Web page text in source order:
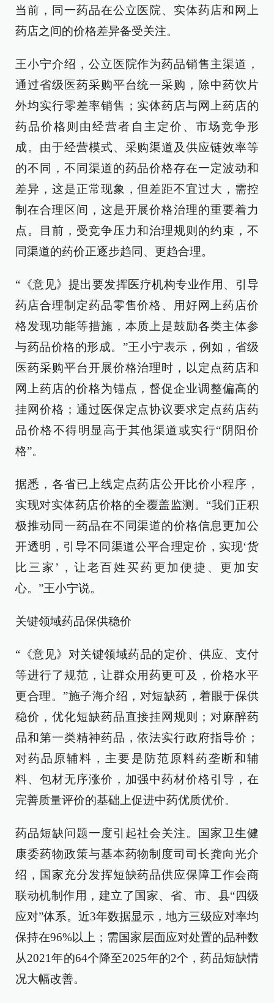
当前，同一药品在公立医院、实体药店和网上
药店之间的价格差异备受关注。
王小宁介绍，公立医院作为药品销售主渠道，
通过省级医药采购平台统一采购，除中药饮片
外均实行零差率销售；实体药店与网上药店的
药品价格则由经营者自主定价、市场竞争形
成。由于经营模式、采购渠道及供应链效率等
的不同，不同渠道的药品价格存在一定波动和
差异，这是正常现象，但差距不宜过大，需控
制在合理区间，这是开展价格治理的重要着力
点。目前，受竞争压力和治理规则的约束，不
同渠道的药价正逐步趋同、更趋合理。
“《意见》提出要发挥医疗机构专业作用、引导
药店合理制定药品零售价格、用好网上药店价
格发现功能等措施，本质上是鼓励各类主体参
与药品价格的形成。”王小宁表示，例如，省级
医药采购平台开展价格治理时，以定点药店和
网上药店的价格为锚点，督促企业调整偏高的
挂网价格；通过医保定点协议要求定点药店药
品价格不得明显高于其他渠道或实行“阴阳价
格”。
据悉，各省已上线定点药店公开比价小程序，
实现对实体药店价格的全覆盖监测。“我们正积
极推动同一药品在不同渠道的价格信息更加公
开透明，引导不同渠道公平合理定价，实现‘货
比三家’，让老百姓买药更加便捷、更加安
心。”王小宁说。
关键领域药品保供稳价
“《意见》对关键领域药品的定价、供应、支付
等进行了规范，让群众用药更可及，价格水平
更合理。”施子海介绍，对短缺药，着眼于保供
稳价，优化短缺药品直接挂网规则；对麻醉药
品和第一类精神药品，依法实行政府指导价；
对药品原辅料，主要是防范原料药垄断和辅
料、包材无序涨价，加强中药材价格引导，在
完善质量评价的基础上促进中药优质优价。
药品短缺问题一度引起社会关注。国家卫生健
康委药物政策与基本药物制度司司长龚向光介
绍，国家充分发挥短缺药品供应保障工作会商
联动机制作用，建立了国家、省、市、县“四级
应对”体系。近3年数据显示，地方三级应对率均
保持在96%以上；需国家层面应对处置的品种数
从2021年的64个降至2025年的2个，药品短缺情
况大幅改善。